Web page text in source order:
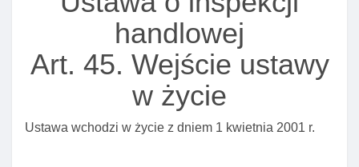
handlowej
Art. 45. Wejście ustawy
w życie
Ustawa wchodzi w życie z dniem 1 kwietnia 2001 r.
Art. 9. Plany kontroli, rodzaje kontroli
Art. 9a. Programy kontroli
Art. 10. Zakres działania prezesa urzędu ochrony
konkurencji I konsumentów
Art. 11. Zakres działania wojewódzkich inspektorów
Art. 11a. Informacje o wynikach kontroli inspekcji